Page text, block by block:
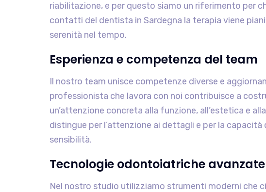
riabilitazione, e per questo siamo un riferimento per
contatti del dentista in Sardegna la terapia viene
serenità nel tempo.
Esperienza e competenza del team
Il nostro team unisce competenze diverse e
professionista che lavora con noi contribuisce a
un’attenzione concreta alla funzione, all’estetica e
distingue per l’attenzione ai dettagli e per la
sensibilità.
Tecnologie odontoiatriche avanzate
Nel nostro studio utilizziamo strumenti moderni che